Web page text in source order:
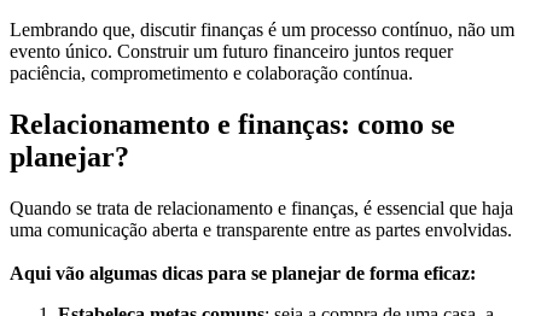
Lembrando que, discutir finanças é um processo contínuo, não um
evento único. Construir um futuro financeiro juntos requer
paciência, comprometimento e colaboração contínua.
Relacionamento e finanças: como se
planejar?
Quando se trata de relacionamento e finanças, é essencial que haja
uma comunicação aberta e transparente entre as partes envolvidas.
Aqui vão algumas dicas para se planejar de forma eficaz: